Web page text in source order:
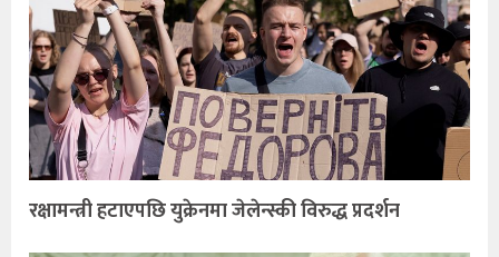
रक्षामन्त्री हटाएपछि युक्रेनमा जेलेन्स्की विरुद्ध प्रदर्शन